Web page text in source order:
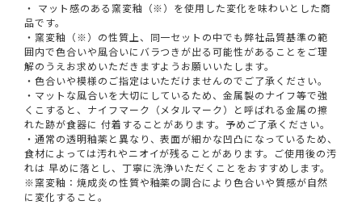
・ マット感のある窯変釉（※）を使用した変化を味わいとした商
品です。
・窯変釉（※）の性質上、同一セットの中でも弊社品質基準の範
囲内で色合いや風合いにバラつきが出る可能性があることをご理
解のうえお求めいただきますようお願いいたします。
・色合いや模様のご指定はいただけませんのでご了承ください。
・マットな風合いを大切にしているため、金属製のナイフ等で強
くこすると、ナイフマーク（メタルマーク）と呼ばれる金属の擦
れた跡が食器に 付着することがあります。予めご了承ください。
・通常の透明釉薬と異なり、表面が細かな凹凸になっているため、
食材によっては汚れやニオイが残ることがあります。ご使用後の汚
れは 早めに落とし、丁寧に洗浄いただくことをおすすめします。
※窯変釉：焼成炎の性質や釉薬の調合により色合いや質感が自然
に変化すること。